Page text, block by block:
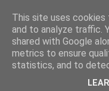
This site uses
and to analyze traffic.
shared with Google
metrics to ensure
statistics, and to